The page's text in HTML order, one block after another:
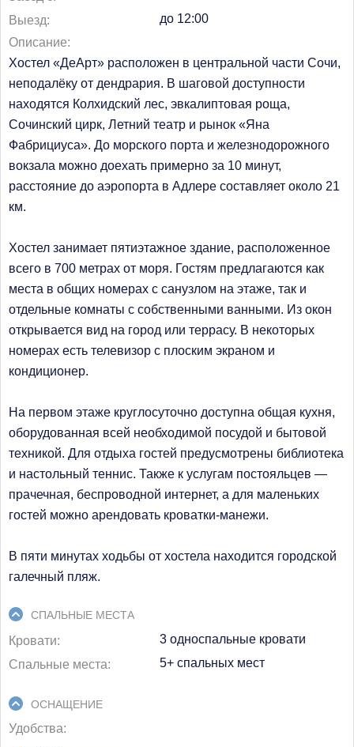
Выезд
12:00
Описание
Хостел «ДеАрт» расположен в центральной части Сочи,
неподалёку от дендрария. В шаговой доступности
находятся Колхидский лес, эвкалиптовая роща,
Сочинский цирк, Летний театр и рынок «Яна
Фабрициуса». До морского порта и железнодорожного
вокзала можно доехать примерно за 10 минут,
расстояние до аэропорта в Адлере составляет около 21
км.
Хостел занимает пятиэтажное здание, расположенное
всего в 700 метрах от моря. Гостям предлагаются как
места в общих номерах с санузлом на этаже, так и
отдельные комнаты с собственными ванными. Из окон
открывается вид на город или террасу. В некоторых
номерах есть телевизор с плоским экраном и
кондиционер.
На первом этаже круглосуточно доступна общая кухня,
оборудованная всей необходимой посудой и бытовой
техникой. Для отдыха гостей предусмотрены библиотека
и настольный теннис. Также к услугам постояльцев —
прачечная, беспроводной интернет, а для маленьких
гостей можно арендовать кроватки-манежи.
В пяти минутах ходьбы от хостела находится городской
галечный пляж.
СПАЛЬНЫЕ МЕСТА
Кровати
3 односпальные кровати
Спальные места
5+ спальных мест
ОСНАЩЕНИЕ
Удобства